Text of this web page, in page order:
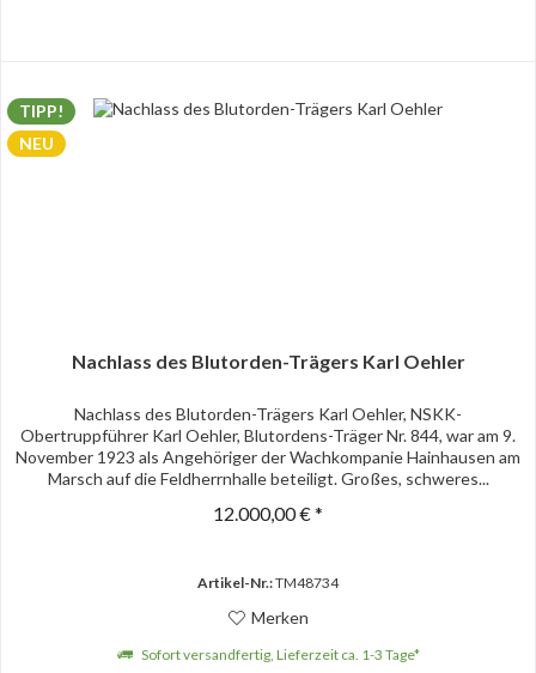
TIPP!
NEU
Nachlass des Blutorden-Trägers Karl Oehler
Nachlass des Blutorden-Trägers Karl Oehler, NSKK-
Obertruppführer Karl Oehler, Blutordens-Träger Nr. 844, war am 9.
November 1923 als Angehöriger der Wachkompanie Hainhausen am
Marsch auf die Feldherrnhalle beteiligt. Großes, schweres...
12.000,00 € *
Artikel-Nr.:TM48734
Merken
Sofort versandfertig, Lieferzeit ca. 1-3 Tage*